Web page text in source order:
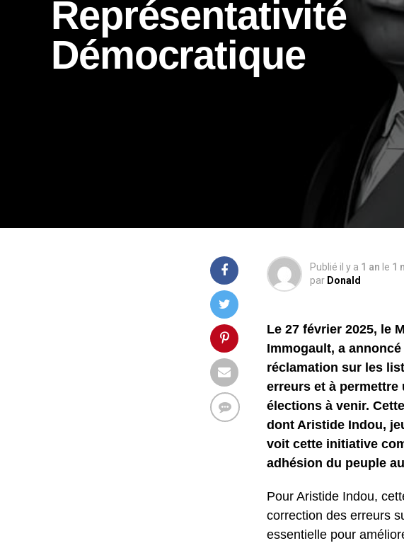
Représentativité
Démocratique
Publié il y a 1 an le 1
par Donald
Le 27 février 2025, le
Immogault, a
réclamation sur les
erreurs et à
élections à venir.
dont Aristide Indou,
voit cette initiative
adhésion du peuple
Pour Aristide Indou,
correction des erreurs
essentielle pour